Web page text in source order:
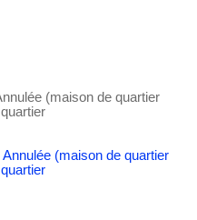
(maison de quartier